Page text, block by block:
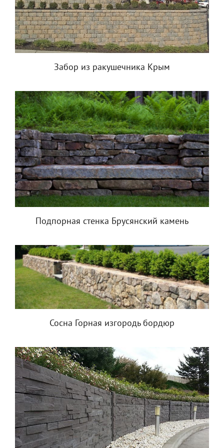
Забор из ракушечника Крым
Подпорная стенка Брусянский камень
Сосна Горная изгородь бордюр